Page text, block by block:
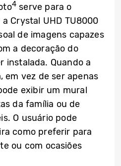
4 serve para o
Crystal UHD TU8000
de imagens capazes
a decoração do
instalada. Quando a
em vez de ser apenas
exibir um mural
da família ou de
O usuário pode
como preferir para
ou com ocasiões